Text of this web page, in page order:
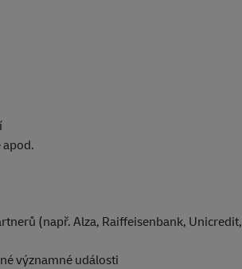
(např. Alza, Raiffeisenbank, Unicredit,
významné události